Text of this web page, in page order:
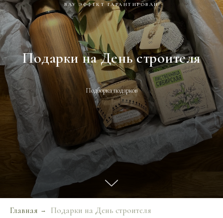
ВАУ ЭФФЕКТ ГАРАНТИРОВАН
Подарки на День строителя
Подборка подарков
Главная → Подарки на День строителя